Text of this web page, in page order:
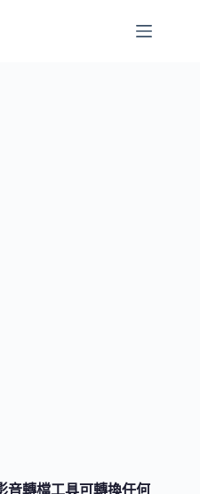
音轉檔工具可轉換任何